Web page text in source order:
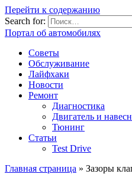
Перейти к содержанию
Search for:
Портал об автомобилях
Советы
Обслуживание
Лайфхаки
Новости
Ремонт
Диагностика
Двигатель и
Тюнинг
Статьи
Test Drive
Главная страница » Зазоры